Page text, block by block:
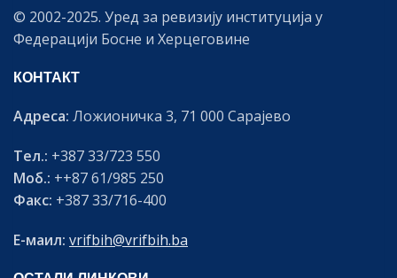
© 2002-2025. Уред за ревизију институција у
Федерацији Босне и Херцеговине
КОНТАКТ
Адреса: Ложионичка 3, 71 000 Сарајево
Тел.: +387 33/723 550
Моб.: ++87 61/985 250
Факс: +387 33/716-400
Е-маил: vrifbih@vrifbih.ba